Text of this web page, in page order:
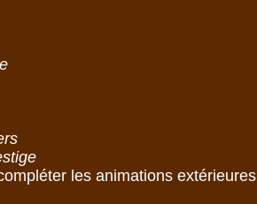
les animations extérieures